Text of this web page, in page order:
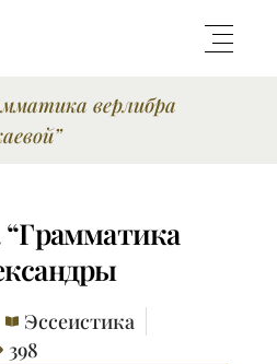
верлибра
Эссеистика
398